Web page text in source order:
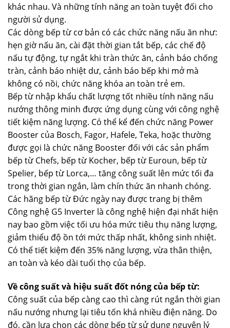
khác nhau. Và những tính năng an toàn tuyệt đối cho
người sử dụng.
Các dòng bếp từ cơ bản có các chức năng nấu ăn như:
hẹn giờ nấu ăn, cài đặt thời gian tắt bếp, các chế độ
nấu tự động, tự ngắt khi tràn thức ăn, cảnh báo chống
tràn, cảnh báo nhiệt dư, cảnh báo bếp khi mở mà
không có nồi, chức năng khóa an toàn trẻ em.
Bếp từ nhập khẩu chất lượng tốt nhiều tính năng nấu
nướng thông minh được ứng dụng cùng với công nghệ
tiết kiệm năng lượng. Có thể kể đến chức năng Power
Booster của Bosch, Fagor, Hafele, Teka, hoặc thường
được gọi là chức năng Booster đối với các sản phẩm
bếp từ Chefs, bếp từ Kocher, bếp từ Euroun, bếp từ
Spelier, bếp từ Lorca,… tăng công suất lên mức tối đa
trong thời gian ngắn, làm chín thức ăn nhanh chóng.
Các hãng bếp từ Đức ngày nay được trang bị thêm
Công nghệ G5 Inverter là công nghệ hiện đại nhất hiện
nay bao gồm việc tối ưu hóa mức tiêu thụ năng lượng,
giảm thiểu độ ồn tới mức thấp nhất, không sinh nhiệt.
Có thể tiết kiệm đến 35% năng lượng, vừa thân thiện,
an toàn và kéo dài tuổi thọ của bếp.
Về công suất và hiệu suất đốt nóng của bếp từ:
Công suất của bếp càng cao thì càng rút ngắn thời gian
nấu nướng nhưng lại tiêu tốn khá nhiều điện năng. Do
đó, cần lựa chọn các dòng bếp từ sử dụng nguyên lý